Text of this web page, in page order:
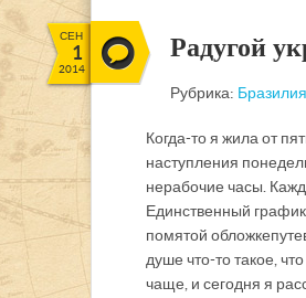
СЕН
1
2014
Радугой
Рубрика: Бразилия
Когда-то я жила от
наступления
нерабочие часы.
Единственный
помятой обложке
душе что-то такое,
чаще, и сегодня я